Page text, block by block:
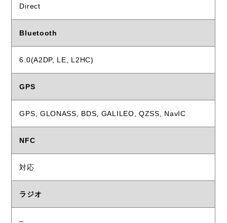
Direct
Bluetooth
6.0(A2DP, LE, L2HC)
GPS
GPS, GLONASS, BDS, GALILEO, QZSS, NavIC
NFC
対応
ラジオ
–